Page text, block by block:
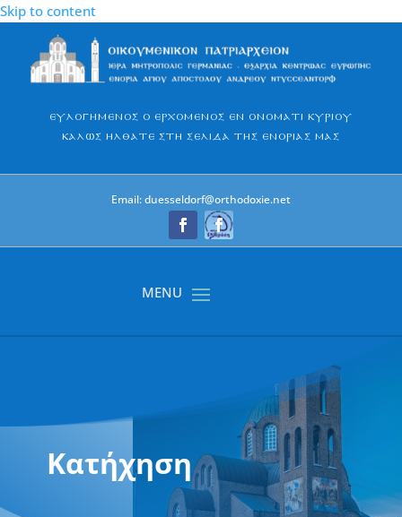
Skip to content
Ευλογημένος ο Ερχόμενος εν ονόματι Κυρίου
Καλώς ήλθατε στη σελίδα της Ενορίας μας
Email: duesseldorf@orthodoxie.net
Κατήχηση